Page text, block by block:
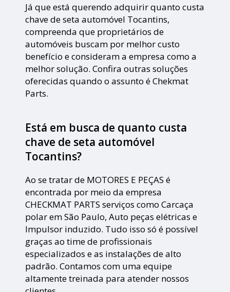
Já que está querendo adquirir quanto custa
chave de seta automóvel Tocantins,
compreenda que proprietários de
automóveis buscam por melhor custo
benefício e consideram a empresa como a
melhor solução. Confira outras soluções
oferecidas quando o assunto é Chekmat
Parts.
Está em busca de quanto custa
chave de seta automóvel
Tocantins?
Ao se tratar de MOTORES E PEÇAS é
encontrada por meio da empresa
CHECKMAT PARTS serviços como Carcaça
polar em São Paulo, Auto peças elétricas e
Impulsor induzido. Tudo isso só é possível
graças ao time de profissionais
especializados e as instalações de alto
padrão. Contamos com uma equipe
altamente treinada para atender nossos